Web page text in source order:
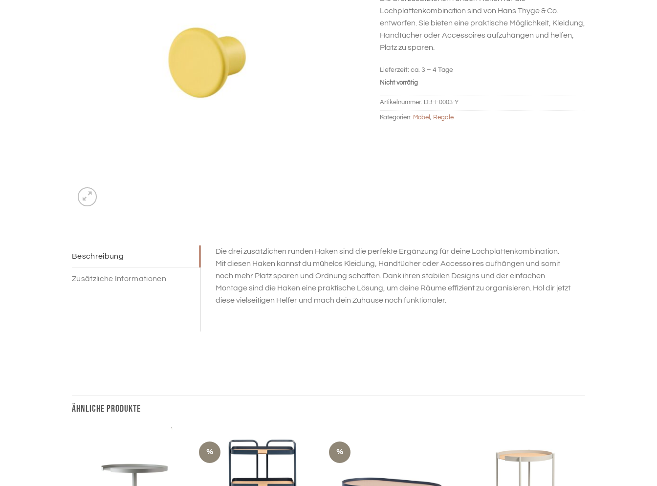
Lochplattenkombination sind von Hans Thyge & Co.
entworfen. Sie bieten eine praktische Möglichkeit, Kleidung,
Handtücher oder Accessoires aufzuhängen und helfen,
Platz zu sparen.
Lieferzeit: ca. 3 – 4 Tage
Nicht vorrätig
Artikelnummer: DB-F0003-Y
Kategorien: Möbel , Regale
Beschreibung
Zusätzliche Informationen
Die drei zusätzlichen runden Haken sind die perfekte Ergänzung für deine Lochplattenkombination.
Mit diesen Haken kannst du mühelos Kleidung, Handtücher oder Accessoires aufhängen und somit
noch mehr Platz sparen und Ordnung schaffen. Dank ihren stabilen Designs und der einfachen
Montage sind die Haken eine praktische Lösung, um deine Räume effizient zu organisieren. Hol dir jetzt
diese vielseitigen Helfer und mach dein Zuhause noch funktionaler.
ÄHNLICHE PRODUKTE
% %